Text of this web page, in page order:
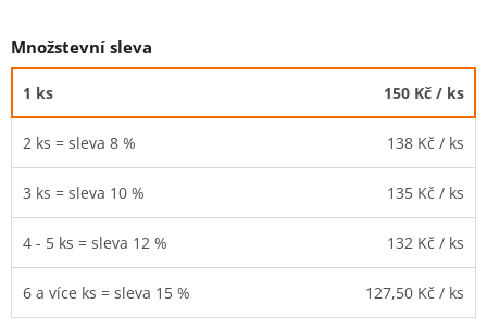
Množstevní sleva
1 ks 150 Kč / ks
2 ks = sleva 8 % 138 Kč / ks
3 ks = sleva 10 % 135 Kč / ks
4 - 5 ks = sleva 12 % 132 Kč / ks
6 a více ks = sleva 15 % 127,50 Kč / ks